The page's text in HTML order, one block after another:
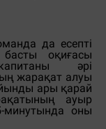
да есепті
оқиғасы
әрі
жарақат алуы
ары қарай
ауыр
минутында оны